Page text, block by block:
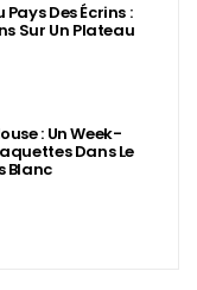
Pays Des Écrins :
Sur Un Plateau
: Un Week-
Dans Le
Blanc